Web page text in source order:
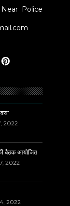
Police
2022
बैठक आयोजित
2022
2022